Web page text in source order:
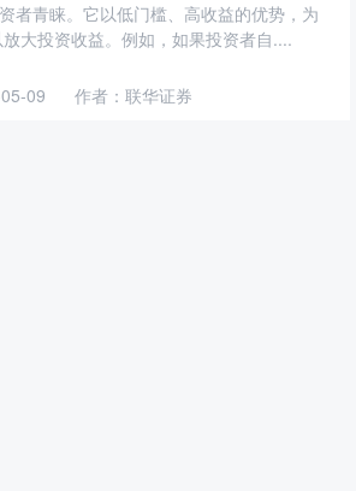
者青睐。它以低门槛、高收益的优势，为
大投资收益。例如，如果投资者自....
09 作者：联华证券